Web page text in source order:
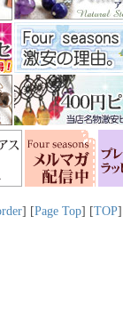
] [Page Top] [TOP]